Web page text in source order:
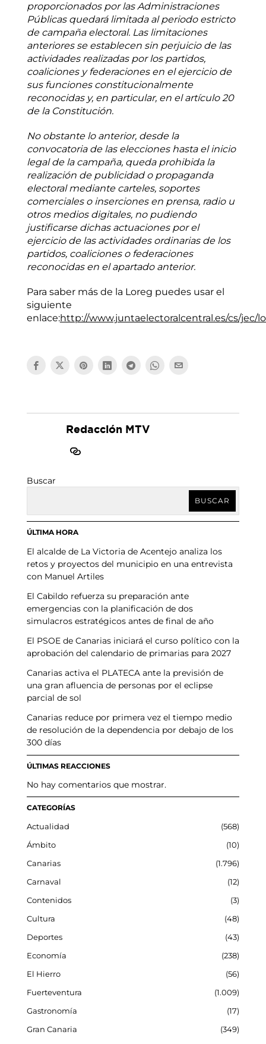
proporcionados por las Administraciones
Públicas quedará limitada al periodo estricto
de campaña electoral. Las limitaciones
anteriores se establecen sin perjuicio de las
actividades realizadas por los partidos,
coaliciones y federaciones en el ejercicio de
sus funciones constitucionalmente
reconocidas y, en particular, en el artículo 20
de la Constitución.
No obstante lo anterior, desde la
convocatoria de las elecciones hasta el inicio
legal de la campaña, queda prohibida la
realización de publicidad o propaganda
electoral mediante carteles, soportes
comerciales o inserciones en prensa, radio u
otros medios digitales, no pudiendo
justificarse dichas actuaciones por el
ejercicio de las actividades ordinarias de los
partidos, coaliciones o federaciones
reconocidas en el apartado anterior.
Para saber más de la Loreg puedes usar el
siguiente
enlace:http://www.juntaelectoralcentral.es/cs/jec/
Redacción MTV
Buscar
BUSCAR
ÚLTIMA HORA
El alcalde de La Victoria de Acentejo analiza los
retos y proyectos del municipio en una entrevista
con Manuel Artiles
El Cabildo refuerza su preparación ante
emergencias con la planificación de dos
simulacros estratégicos antes de final de año
El PSOE de Canarias iniciará el curso político con la
aprobación del calendario de primarias para 2027
Canarias activa el PLATECA ante la previsión de
una gran afluencia de personas por el eclipse
parcial de sol
Canarias reduce por primera vez el tiempo medio
de resolución de la dependencia por debajo de los
300 días
ÚLTIMAS REACCIONES
No hay comentarios que mostrar.
CATEGORÍAS
Actualidad
568
Ámbito
10
Canarias
1.796
Carnaval
12
Contenidos
3
Cultura
48
Deportes
43
Economía
238
El Hierro
56
Fuerteventura
1.009
Gastronomía
17
Gran Canaria
349